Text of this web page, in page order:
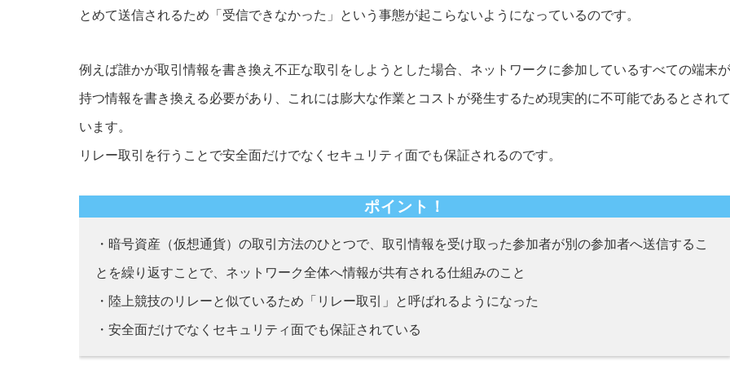
とめて送信されるため「受信できなかった」という事態が起こらないようになっているのです。
例えば誰かが取引情報を書き換え不正な取引をしようとした場合、ネットワークに参加しているすべての端末が
持つ情報を書き換える必要があり、これには膨大な作業とコストが発生するため現実的に不可能であるとされて
います。
リレー取引を行うことで安全面だけでなくセキュリティ面でも保証されるのです。
ポイント！
・暗号資産（仮想通貨）の取引方法のひとつで、取引情報を受け取った参加者が別の参加者へ送信するこ
とを繰り返すことで、ネットワーク全体へ情報が共有される仕組みのこと
・陸上競技のリレーと似ているため「リレー取引」と呼ばれるようになった
・安全面だけでなくセキュリティ面でも保証されている